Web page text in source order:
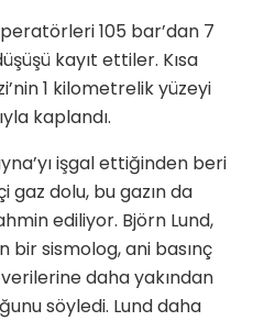
105 bar’dan 7
kayıt ettiler. Kısa
1 kilometrelik yüzeyi
kaplandı.
işgal ettiğinden beri
gaz dolu, bu gazın da
ediliyor. Björn Lund,
bir sismolog, ani basınç
daha yakından
söyledi. Lund daha